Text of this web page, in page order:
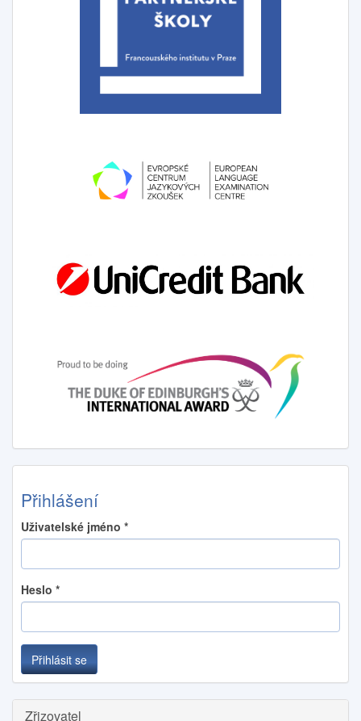
Přihlášení
Uživatelské jméno *
Heslo *
Přihlásit se
Zřizovatel